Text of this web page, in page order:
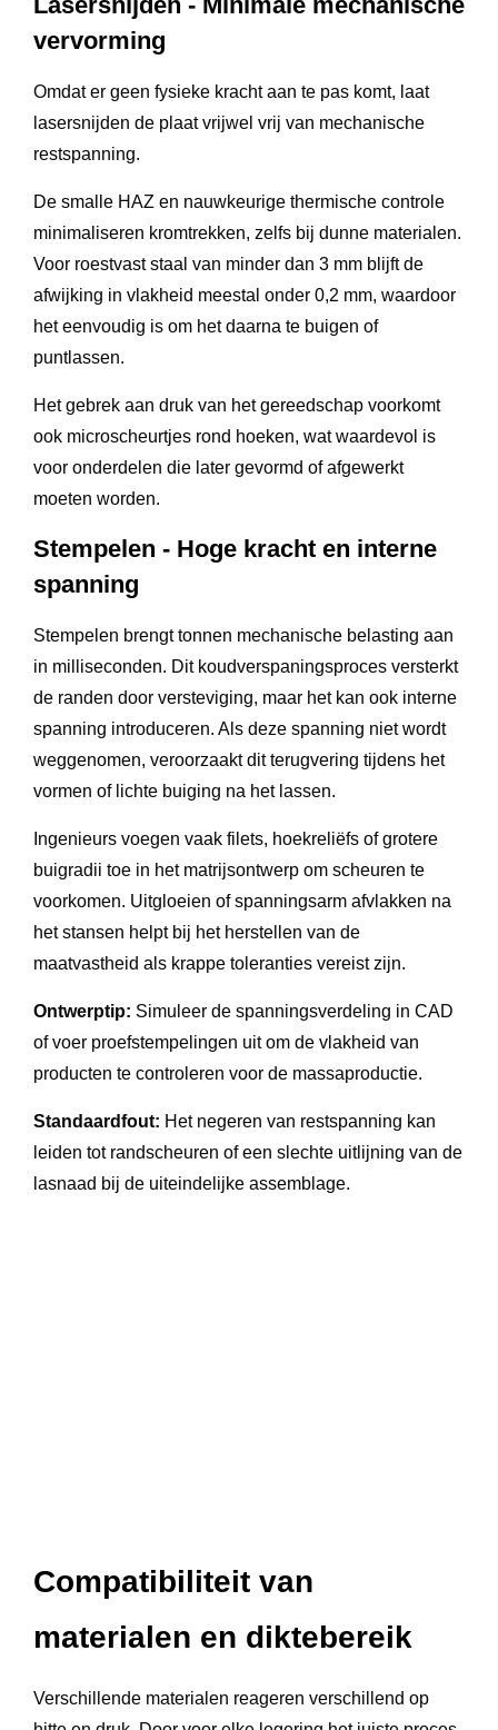
vervorming
Omdat er geen fysieke kracht aan te pas komt, laat
lasersnijden de plaat vrijwel vrij van mechanische
restspanning.
De smalle HAZ en nauwkeurige thermische controle
minimaliseren kromtrekken, zelfs bij dunne materialen.
Voor roestvast staal van minder dan 3 mm blijft de
afwijking in vlakheid meestal onder 0,2 mm, waardoor
het eenvoudig is om het daarna te buigen of
puntlassen.
Het gebrek aan druk van het gereedschap voorkomt
ook microscheurtjes rond hoeken, wat waardevol is
voor onderdelen die later gevormd of afgewerkt
moeten worden.
Stempelen - Hoge kracht en interne
spanning
Stempelen brengt tonnen mechanische belasting aan
in milliseconden. Dit koudverspaningsproces versterkt
de randen door versteviging, maar het kan ook interne
spanning introduceren. Als deze spanning niet wordt
weggenomen, veroorzaakt dit terugvering tijdens het
vormen of lichte buiging na het lassen.
Ingenieurs voegen vaak filets, hoekreliëfs of grotere
buigradii toe in het matrijsontwerp om scheuren te
voorkomen. Uitgloeien of spanningsarm afvlakken na
het stansen helpt bij het herstellen van de
maatvastheid als krappe toleranties vereist zijn.
Ontwerptip: Simuleer de spanningsverdeling in CAD
of voer proefstempelingen uit om de vlakheid van
producten te controleren voor de massaproductie.
Standaardfout: Het negeren van restspanning kan
leiden tot randscheuren of een slechte uitlijning van de
lasnaad bij de uiteindelijke assemblage.
Compatibiliteit van
materialen en diktebereik
Verschillende materialen reageren verschillend op